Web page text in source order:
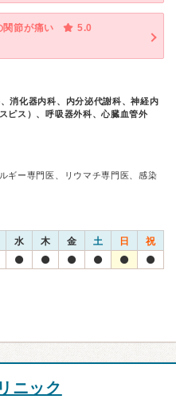
関節が痛い
5.0
消化器内科、内分泌代謝科、神経内
ピス）、呼吸器外科、心臓血管外
ギー専門医、リウマチ専門医、感染
水 木 金 土 日 祝
ニック